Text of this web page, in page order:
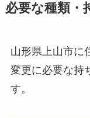
必要な種類・
山形県上山市に
変更に必要な持
す。